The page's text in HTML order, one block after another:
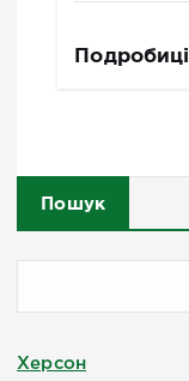
Подробиці
Пошук
Херсон